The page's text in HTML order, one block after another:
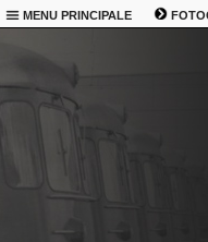
MENU PRINCIPALE